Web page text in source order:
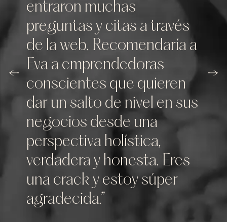
entraron muchas
preguntas y citas a través
de la web. Recomendaría a
Eva a emprendedoras
conscientes que quieren
dar un salto de nivel en sus
negocios desde una
perspectiva holística,
verdadera y honesta. Eres
una crack y estoy súper
agradecida.”